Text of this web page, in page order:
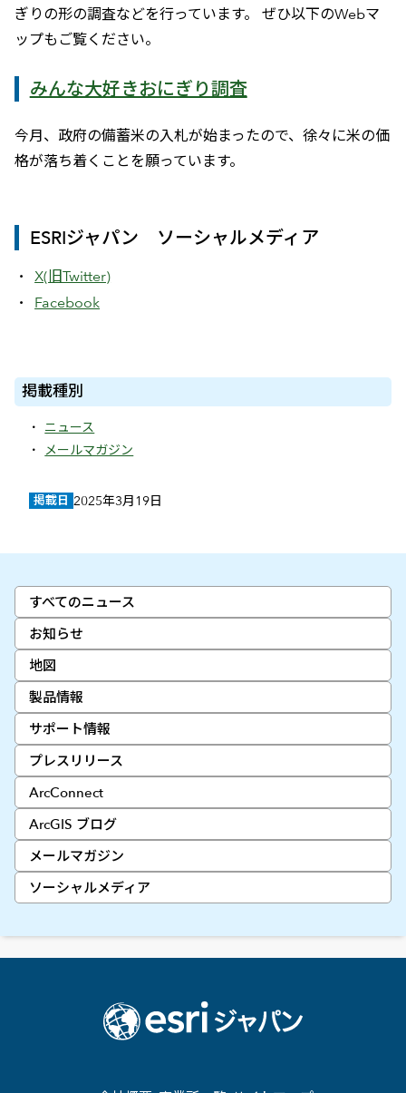
すべてのニュース
お知らせ
地図
製品情報
サポート情報
プレスリリース
ArcConnect
ArcGIS ブログ
メールマガジン
ソーシャルメディア
ぎりの形の調査などを行っています。 ぜひ以下のWebマ
ップもご覧ください。
みんな大好きおにぎり調査
今月、政府の備蓄米の入札が始まったので、徐々に米の価
格が落ち着くことを願っています。
ESRIジャパン ソーシャルメディア
X(旧Twitter)
Facebook
掲載種別
ニュース
メールマガジン
掲載日 2025年3月19日